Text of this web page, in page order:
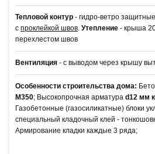
Тепловой контур - гидро-ветро
с проклейкой швов Утепление - крыша
перехлестом швов
Вентиляция - с выводом через крышу
Особенности строительства дома:
М350; Высокопрочная арматура d12 мм
Газобетонные (газосиликатные) блоки
специальный кладочный клей -
Армирование кладки каждые 3 ряда;